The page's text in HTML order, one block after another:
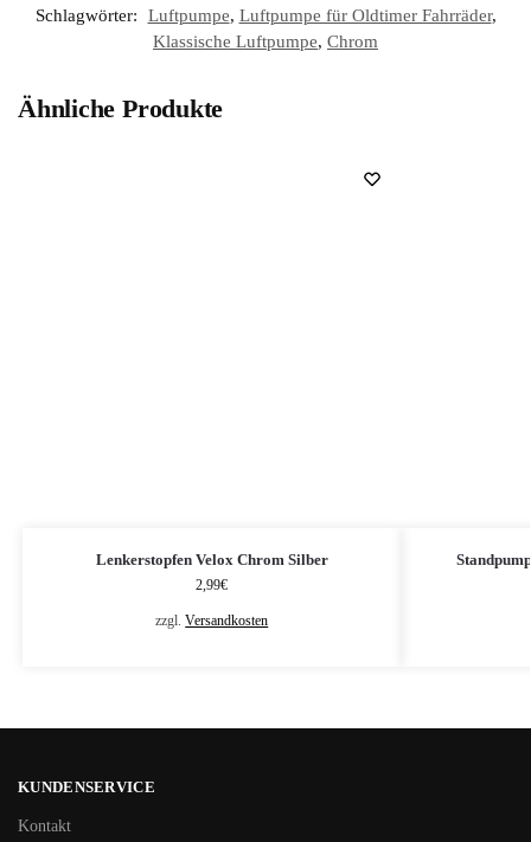
Schlagwörter:
Luftpumpe, Luftpumpe für Oldtimer Fahrräder,
Klassische Luftpumpe, Chrom
Ähnliche Produkte
Lenkerstopfen Velox Chrom Silber
2,99€
zzgl.Versandkosten
KUNDENSERVICE
Kontakt